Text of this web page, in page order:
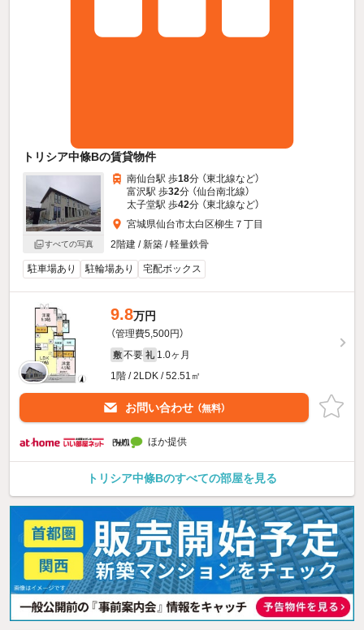
トリシア中條Bの賃貸物件
すべての写真
南仙台駅 歩18分 （東北線など）
富沢駅 歩32分 （仙台南北線）
太子堂駅 歩42分 （東北線など）
宮城県仙台市太白区柳生７丁目
2階建 / 新築 / 軽量鉄骨
駐車場あり 駐輪場あり 宅配ボックス
9.8万円
（管理費5,500円）
敷 不要 礼 1.0ヶ月
1階 / 2LDK / 52.51㎡
お問い合わせ （無料）
ほか提供
トリシア中條Bのすべての部屋を見る